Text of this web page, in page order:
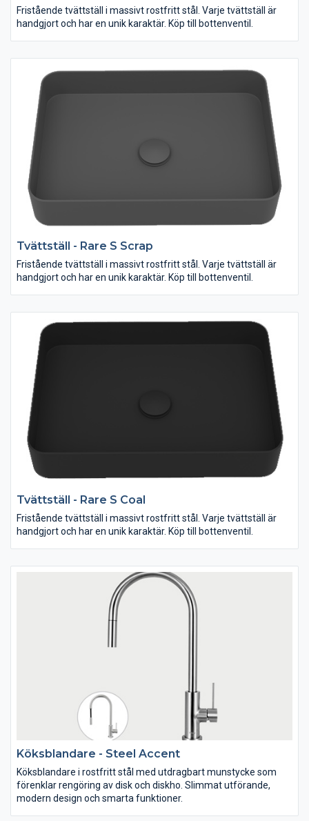
Fristående tvättställ i massivt rostfritt stål. Varje tvättställ är
handgjort och har en unik karaktär. Köp till bottenventil.
Tvättställ - Rare S Scrap
Fristående tvättställ i massivt rostfritt stål. Varje tvättställ är
handgjort och har en unik karaktär. Köp till bottenventil.
Tvättställ - Rare S Coal
Fristående tvättställ i massivt rostfritt stål. Varje tvättställ är
handgjort och har en unik karaktär. Köp till bottenventil.
Köksblandare - Steel Accent
Köksblandare i rostfritt stål med utdragbart munstycke som
förenklar rengöring av disk och diskho. Slimmat utförande,
modern design och smarta funktioner.